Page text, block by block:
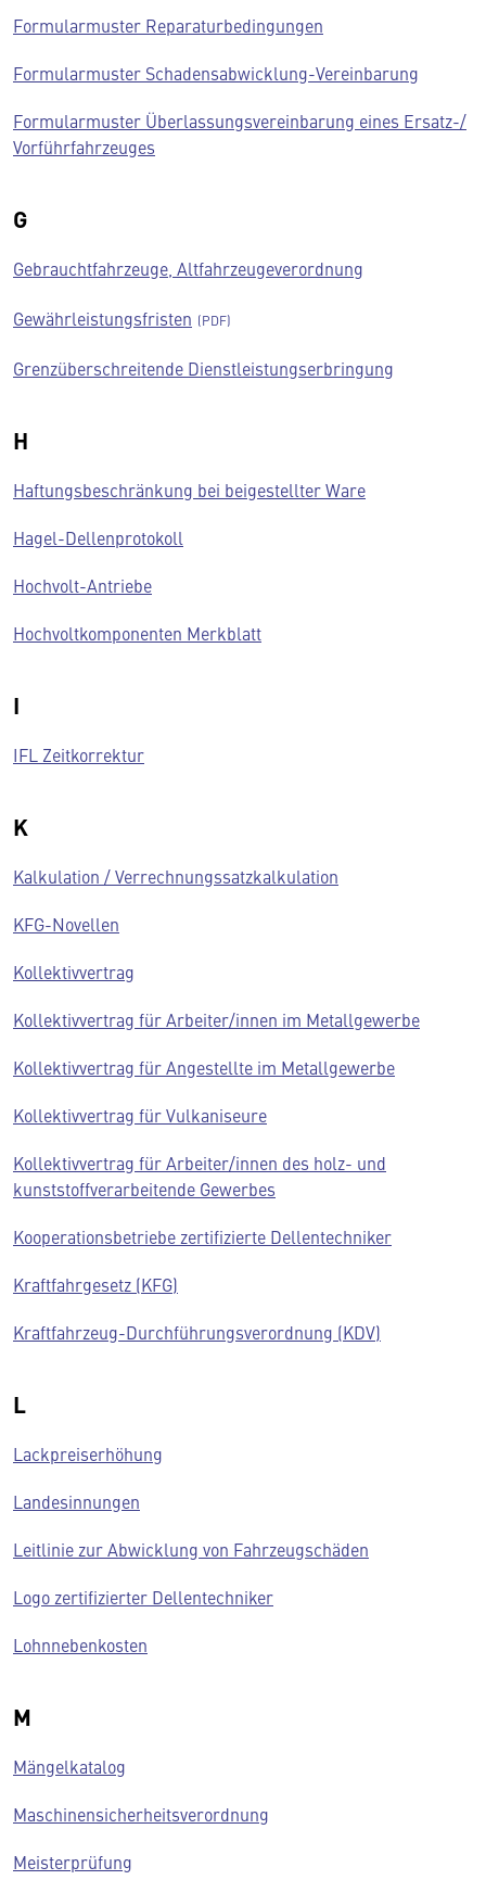
Formularmuster Reparaturbedingungen
Formularmuster Schadensabwicklung-Vereinbarung
Formularmuster Überlassungsvereinbarung eines Ersatz-/
Vorführfahrzeuges
G
Gebrauchtfahrzeuge, Altfahrzeugeverordnung
Gewährleistungsfristen
Grenzüberschreitende Dienstleistungserbringung
H
Haftungsbeschränkung bei beigestellter Ware
Hagel-Dellenprotokoll
Hochvolt-Antriebe
Hochvoltkomponenten Merkblatt
I
IFL Zeitkorrektur
K
Kalkulation / Verrechnungssatzkalkulation
KFG-Novellen
Kollektivvertrag
Kollektivvertrag für Arbeiter/innen im Metallgewerbe
Kollektivvertrag für Angestellte im Metallgewerbe
Kollektivvertrag für Vulkaniseure
Kollektivvertrag für Arbeiter/innen des holz- und
kunststoffverarbeitende Gewerbes
Kooperationsbetriebe zertifizierte Dellentechniker
Kraftfahrgesetz (KFG)
Kraftfahrzeug-Durchführungsverordnung (KDV)
L
Lackpreiserhöhung
Landesinnungen
Leitlinie zur Abwicklung von Fahrzeugschäden
Logo zertifizierter Dellentechniker
Lohnnebenkosten
M
Mängelkatalog
Maschinensicherheitsverordnung
Meisterprüfung